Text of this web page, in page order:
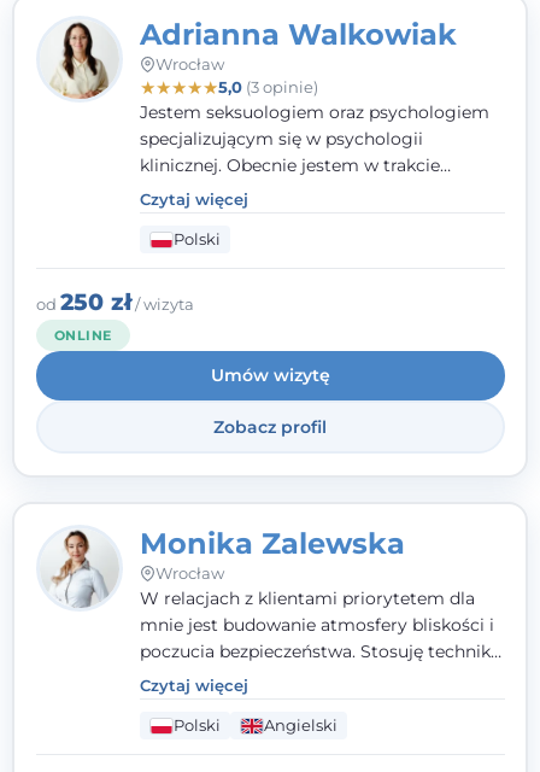
Adrianna Walkowiak
Wrocław
★★★★★5,0(3 opinie)
Jestem seksuologiem oraz psychologiem
specjalizującym się w psychologii
klinicznej. Obecnie jestem w trakcie
szkolenia na psychoterapeutę
systemowego. Posiadam status członka
nadzwyczajnego Wielkopolskiego
TowarzystwaTerapii Systemowejoraz
należę do Polskiego Towarzystwa
pierwszym miejscu stawiam budowanie
atmosfery bezpieczeństwa i zrozumienia w
relacjach z Klientami. Istotna dla nie jest
również koncentracja na dostępnych
zasobach.
Czytaj więcej
Polski
od 250 zł/ wizyta
ONLINE
Umów wizytę
Zobacz profil
Monika Zalewska
Wrocław
W relacjach z klientami priorytetem dla
mnie jest budowanie atmosfery bliskości i
poczucia bezpieczeństwa. Stosuję techniki
poznawczo-behawioralne oraz metody,
które koncentrują się na rozwiązaniach
(TSR). Te polegają na osiąganiu
zamierzonych celów (doprowadzeniu do
Czytaj więcej
Polski Angielski